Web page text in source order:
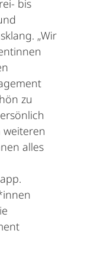
bis
„Wir
zu
weiteren
alles